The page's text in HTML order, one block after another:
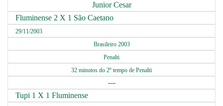
Junior Cesar
Fluminense 2 X 1 São Caetano
29/11/2003
Brasileiro 2003
Penalti
32 minutos do 2º tempo de Penalti
---
Tupi 1 X 1 Fluminense